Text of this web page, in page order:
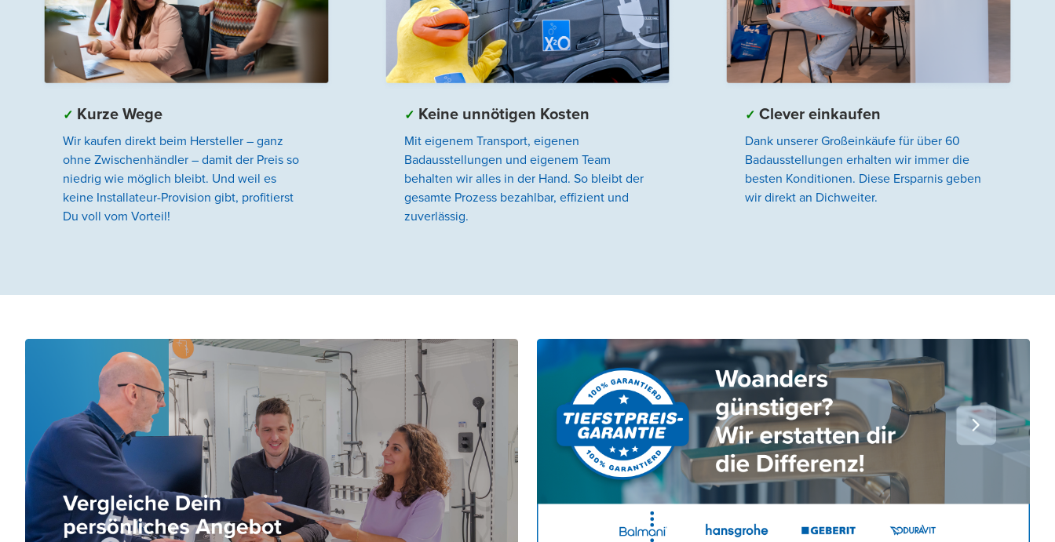
✓ Kurze Wege
Wir kaufen direkt beim Hersteller – ganz
ohne Zwischenhändler – damit der Preis so
niedrig wie möglich bleibt. Und weil es
keine Installateur-Provision gibt, profitierst
Du voll vom Vorteil!
✓ Keine unnötigen Kosten
Mit eigenem Transport, eigenen
Badausstellungen und eigenem Team
behalten wir alles in der Hand. So bleibt der
gesamte Prozess bezahlbar, effizient und
zuverlässig.
✓ Clever einkaufen
Dank unserer Großeinkäufe für über 60
Badausstellungen erhalten wir immer die
besten Konditionen. Diese Ersparnis geben
wir direkt an Dichweiter.